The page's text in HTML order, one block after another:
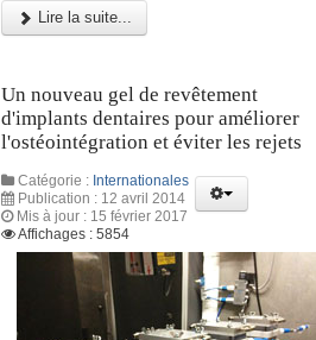
Lire la suite...
Un nouveau gel de revêtement
d'implants dentaires pour améliorer
l'ostéointégration et éviter les rejets
Catégorie : Internationales
Publication : 12 avril 2014
Mis à jour : 15 février 2017
Affichages : 5854